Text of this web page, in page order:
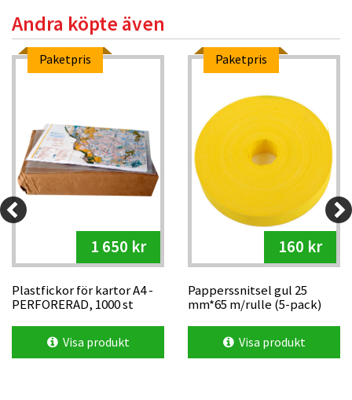
Andra köpte även
Paketpris
1 650 kr
Plastfickor för kartor A4 -
PERFORERAD, 1000 st
Visa produkt
Paketpris
160 kr
Papperssnitsel gul 25
mm*65 m/rulle (5-pack)
Visa produkt